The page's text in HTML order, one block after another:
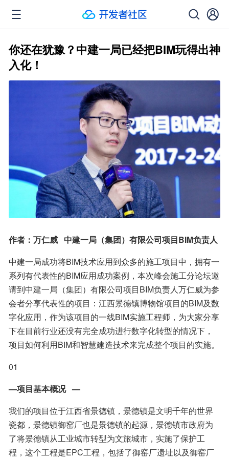
你还在犹豫？中建一局已经把BIM玩得出神
入化！
作者：万仁威   中建一局（集团）有限公司项目BIM负责人
中建一局成功将BIM技术应用到众多的施工项目中，拥有一
系列有代表性的BIM应用成功案例，本次峰会施工分论坛邀
请到中建一局（集团）有限公司项目BIM负责人万仁威为参
会者分享代表性的项目：江西景德镇博物馆项目的BIM及数
字化应用，作为该项目的一线BIM实施工程师，为大家分享
下在目前行业还没有完全成功进行数字化转型的情况下，
项目如何利用BIM和智慧建造技术来完成整个项目的实施。
01
—项目基本概况   —
我们的项目位于江西省景德镇，景德镇是文明千年的世界
瓷都，景德镇御窑厂也是景德镇的起源，景德镇市政府为
了将景德镇从工业城市转型为文旅城市，实施了保护工
程，这个工程是EPC工程，包括了御窑厂遗址以及御窑厂